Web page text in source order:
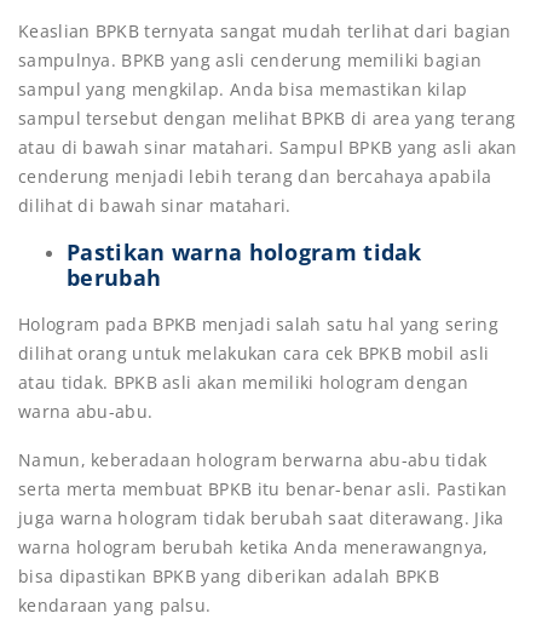
Keaslian BPKB ternyata sangat mudah terlihat dari bagian
sampulnya. BPKB yang asli cenderung memiliki bagian
sampul yang mengkilap. Anda bisa memastikan kilap
sampul tersebut dengan melihat BPKB di area yang terang
atau di bawah sinar matahari. Sampul BPKB yang asli akan
cenderung menjadi lebih terang dan bercahaya apabila
dilihat di bawah sinar matahari.
Pastikan warna hologram tidak
berubah
Hologram pada BPKB menjadi salah satu hal yang sering
dilihat orang untuk melakukan cara cek BPKB mobil asli
atau tidak. BPKB asli akan memiliki hologram dengan
warna abu-abu.
Namun, keberadaan hologram berwarna abu-abu tidak
serta merta membuat BPKB itu benar-benar asli. Pastikan
juga warna hologram tidak berubah saat diterawang. Jika
warna hologram berubah ketika Anda menerawangnya,
bisa dipastikan BPKB yang diberikan adalah BPKB
kendaraan yang palsu.